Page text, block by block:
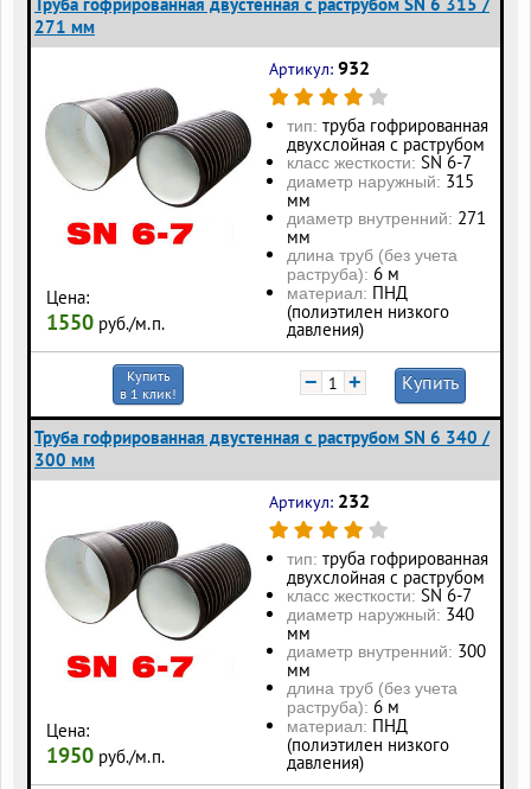
271 мм
Цена:
1550 руб./м.п.
Артикул: 932
тип: труба гофрированная
двухслойная с раструбом
класс жесткости: SN 6-7
диаметр наружный: 315
мм
диаметр внутренний: 271
мм
длина труб (без учета
раструба): 6 м
материал: ПНД
(полиэтилен низкого
давления)
Купить
в 1 клик!
− + Купить
Труба гофрированная двустенная с раструбом SN 6 340 /
300 мм
Цена:
1950 руб./м.п.
Артикул: 232
тип: труба гофрированная
двухслойная с раструбом
класс жесткости: SN 6-7
диаметр наружный: 340
мм
диаметр внутренний: 300
мм
длина труб (без учета
раструба): 6 м
материал: ПНД
(полиэтилен низкого
давления)